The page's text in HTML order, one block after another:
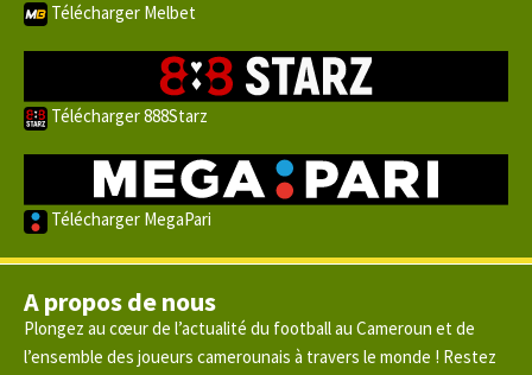
Télécharger Melbet
Télécharger 888Starz
Télécharger MegaPari
A propos de nous
Plongez au cœur de l’actualité du football au Cameroun et de
l’ensemble des joueurs camerounais à travers le monde ! Restez